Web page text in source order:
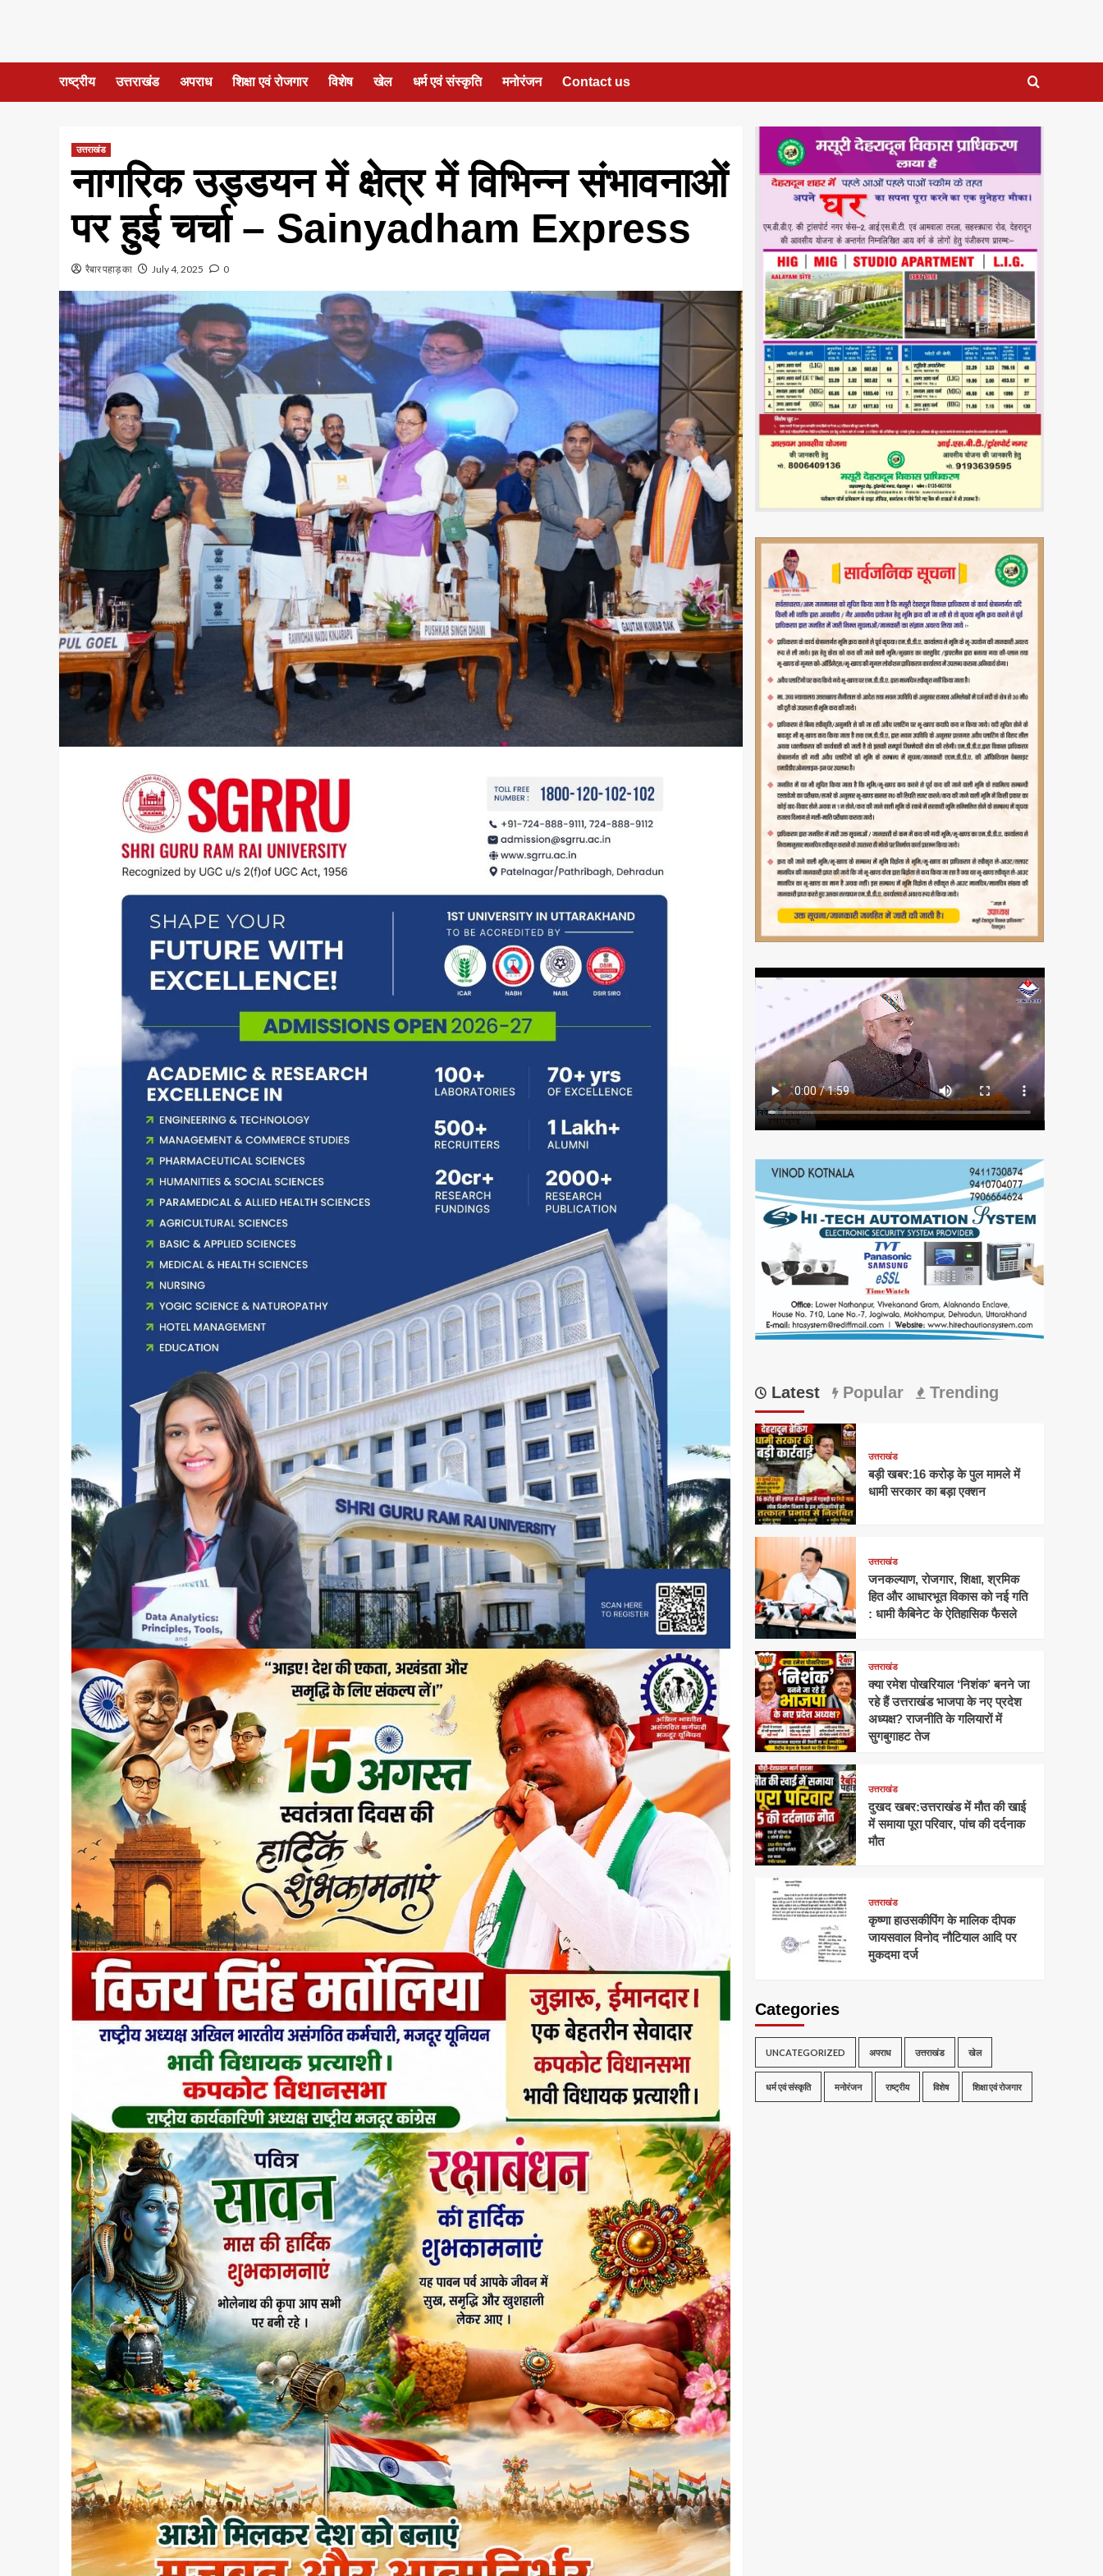
राष्ट्रीय उत्तराखंड अपराध शिक्षा एवं रोजगार विशेष खेल धर्म एवं संस्कृति मनोरंजन Contact us
उत्तराखंड
नागरिक उड्डयन में क्षेत्र में विभिन्न संभावनाओं
पर हुई चर्चा – Sainyadham Express
रैबार पहाड़ का July 4, 2025 0
Latest Popular Trending
उत्तराखंड
बड़ी खबर:16 करोड़ के पुल मामले में
धामी सरकार का बड़ा एक्शन
उत्तराखंड
जनकल्याण, रोजगार, शिक्षा, श्रमिक
हित और आधारभूत विकास को नई गति
: धामी कैबिनेट के ऐतिहासिक फैसले
उत्तराखंड
क्या रमेश पोखरियाल ‘निशंक’ बनने जा
रहे हैं उत्तराखंड भाजपा के नए प्रदेश
अध्यक्ष? राजनीति के गलियारों में
सुगबुगाहट तेज
उत्तराखंड
दुखद खबर:उत्तराखंड में मौत की खाई
में समाया पूरा परिवार, पांच की दर्दनाक
मौत
उत्तराखंड
कृष्णा हाउसकीपिंग के मालिक दीपक
जायसवाल विनोद नौटियाल आदि पर
मुकदमा दर्ज
Categories
UNCATEGORIZED अपराध उत्तराखंड खेल
धर्म एवं संस्कृति मनोरंजन राष्ट्रीय विशेष शिक्षा एवं रोजगार